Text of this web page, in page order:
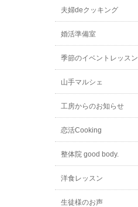
夫婦deクッキング
婚活準備室
季節のイベントレッスン
山手マルシェ
工房からのお知らせ
恋活Cooking
整体院 good body.
洋食レッスン
生徒様のお声